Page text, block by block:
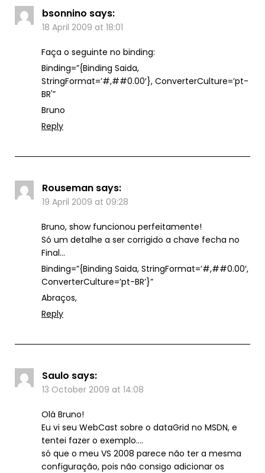
bsonnino says:
18 April 2009 at 18:01
Faça o seguinte no binding:
Binding=”{Binding Saida,
StringFormat=’#,##0.00′}, ConverterCulture=’pt-
BR'”
Bruno
Reply
Rouseman says:
19 April 2009 at 09:28
Bruno, show funcionou perfeitamente!
Só um detalhe a ser corrigido a chave fecha no
Final…
Binding=”{Binding Saida, StringFormat=’#,##0.00′,
ConverterCulture=’pt-BR’}”
Abraços,
Reply
Saulo says:
13 October 2009 at 14:08
Olá Bruno!
Eu vi seu WebCast sobre o dataGrid no MSDN, e
tentei fazer o exemplo….
só que o meu VS 2008 parece não ter a mesma
configuração, pois não consigo adicionar os